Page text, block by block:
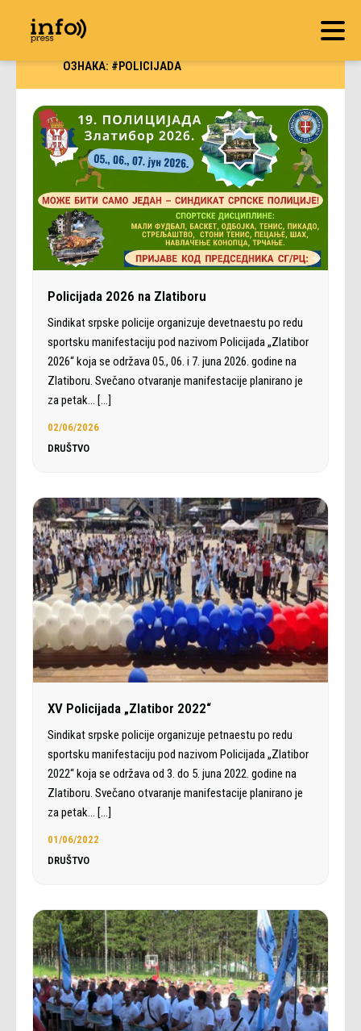
ОЗНАКА:#POLICIJADA
Policijada 2026 na Zlatiboru
Sindikat srpske policije organizuje devetnaestu po redu
sportsku manifestaciju pod nazivom Policijada „Zlatibor
2026“ koja se održava 05., 06. i 7. juna 2026. godine na
Zlatiboru. Svečano otvaranje manifestacije planirano je
za petak… […]
02/06/2026
DRUŠTVO
XV Policijada „Zlatibor 2022“
Sindikat srpske policije organizuje petnaestu po redu
sportsku manifestaciju pod nazivom Policijada „Zlatibor
2022“ koja se održava od 3. do 5. juna 2022. godine na
Zlatiboru. Svečano otvaranje manifestacije planirano je
za petak… […]
01/06/2022
DRUŠTVO